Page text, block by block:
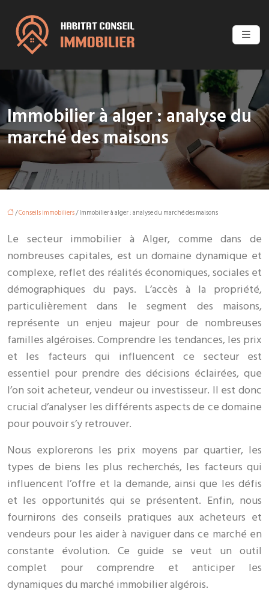
Immobilier à alger : analyse du
marché des maisons
/Conseils immobiliers/ Immobilier à alger : analyse du marché des maisons
Le secteur immobilier à Alger, comme dans de
nombreuses capitales, est un domaine dynamique et
complexe, reflet des réalités économiques, sociales et
démographiques du pays. L’accès à la propriété,
particulièrement dans le segment des maisons,
représente un enjeu majeur pour de nombreuses
familles algéroises. Comprendre les tendances, les prix
et les facteurs qui influencent ce secteur est
essentiel pour prendre des décisions éclairées, que
l’on soit acheteur, vendeur ou investisseur. Il est donc
crucial d’analyser les différents aspects de ce domaine
pour pouvoir s’y retrouver.
Nous explorerons les prix moyens par quartier, les
types de biens les plus recherchés, les facteurs qui
influencent l’offre et la demande, ainsi que les défis
et les opportunités qui se présentent. Enfin, nous
fournirons des conseils pratiques aux acheteurs et
vendeurs pour les aider à naviguer dans ce marché en
constante évolution. Ce guide se veut un outil
complet pour comprendre et anticiper les
dynamiques du marché immobilier algérois.